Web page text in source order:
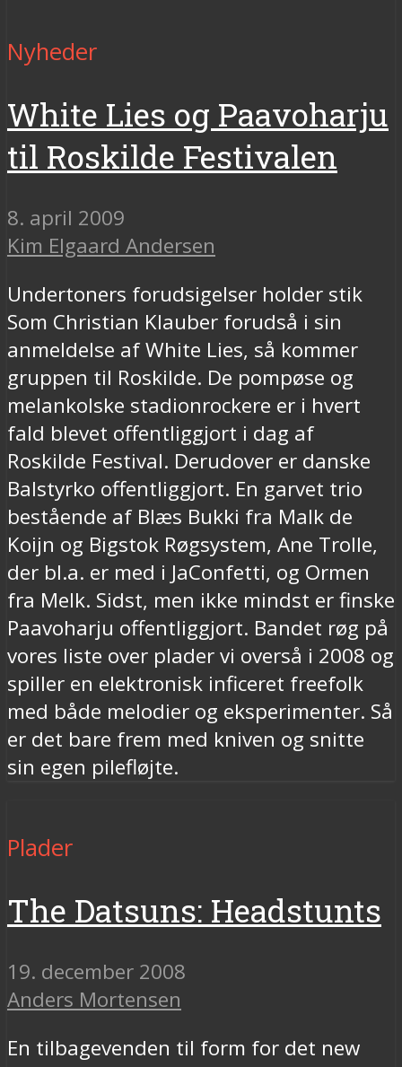
Nyheder
White Lies og Paavoharju
til Roskilde Festivalen
8. april 2009
Kim Elgaard Andersen
Undertoners forudsigelser holder stik
Som Christian Klauber forudså i sin
anmeldelse af White Lies, så kommer
gruppen til Roskilde. De pompøse og
melankolske stadionrockere er i hvert
fald blevet offentliggjort i dag af
Roskilde Festival. Derudover er danske
Balstyrko offentliggjort. En garvet trio
bestående af Blæs Bukki fra Malk de
Koijn og Bigstok Røgsystem, Ane Trolle,
der bl.a. er med i JaConfetti, og Ormen
fra Melk. Sidst, men ikke mindst er finske
Paavoharju offentliggjort. Bandet røg på
vores liste over plader vi overså i 2008 og
spiller en elektronisk inficeret freefolk
med både melodier og eksperimenter. Så
er det bare frem med kniven og snitte
sin egen pilefløjte.
Plader
The Datsuns: Headstunts
19. december 2008
Anders Mortensen
En tilbagevenden til form for det new